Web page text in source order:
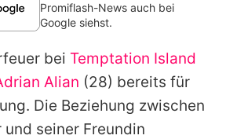
Richtlinien
Impressum
Promiflash-News auch bei
Google siehst.
bei Temptation Island
Alian (28) bereits für
Die Beziehung zwischen
seiner Freundin